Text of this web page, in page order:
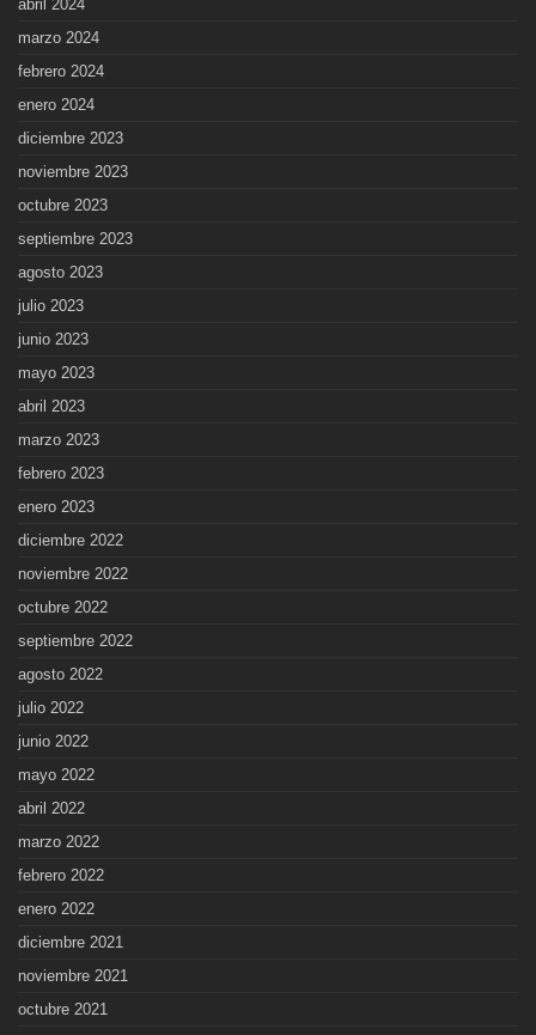
abril 2024
marzo 2024
febrero 2024
enero 2024
diciembre 2023
noviembre 2023
octubre 2023
septiembre 2023
agosto 2023
julio 2023
junio 2023
mayo 2023
abril 2023
marzo 2023
febrero 2023
enero 2023
diciembre 2022
noviembre 2022
octubre 2022
septiembre 2022
agosto 2022
julio 2022
junio 2022
mayo 2022
abril 2022
marzo 2022
febrero 2022
enero 2022
diciembre 2021
noviembre 2021
octubre 2021